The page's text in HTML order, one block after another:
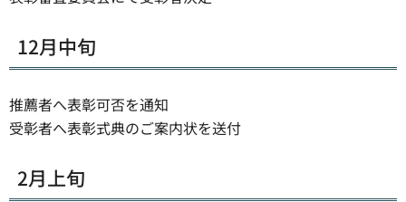
12月中旬
推薦者へ表彰可否を通知
受彰者へ表彰式典のご案内状を送付
2月上旬